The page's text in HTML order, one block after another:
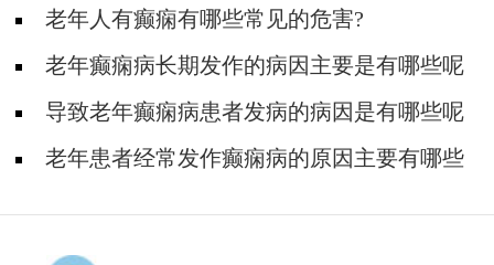
老年人有癫痫有哪些常见的危害?
老年癫痫病长期发作的病因主要是有哪些呢
导致老年癫痫病患者发病的病因是有哪些呢
老年患者经常发作癫痫病的原因主要有哪些